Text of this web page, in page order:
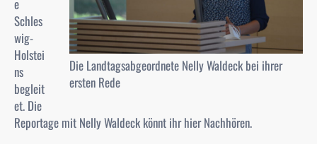
Die Landtagsabgeordnete Nelly Waldeck bei ihrer
ersten Rede
e
Schles
wig-
Holstei
ns
begleit
et. Die
Reportage mit Nelly Waldeck könnt ihr hier Nachhören.